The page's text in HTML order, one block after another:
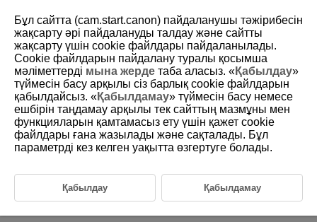
D292-021
Menu Operations and Settings
Creative Zone Menu Screen
Basic Zone Menu Screen
Menu Setting Procedure
Dimmed Menu Items
Бұл сайтта (cam.start.canon) пайдаланушы тәжірибесін
жақсарту әрі пайдалануды талдау және сайтты
жақсарту үшін сookie файлдары пайдаланылады.
Cookie файлдарын пайдалану туралы қосымша
мәліметтерді мына жерде таба аласыз. «Қабылдау»
түймесін басу арқылы сіз барлық cookie файлдарын
қабылдайсыз. «Қабылдамау» түймесін басу немесе
ешбірін таңдамау арқылы тек сайттың мазмұны мен
функцияларын қамтамасыз ету үшін қажет cookie
файлдары ғана жазылады және сақталады. Бұл
параметрді кез келген уақытта өзгертуге болады.
Қабылдау Қабылдамау